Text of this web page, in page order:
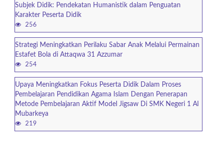
Subjek Didik: Pendekatan Humanistik dalam Penguatan
Karakter Peserta Didik
256
Strategi Meningkatkan Perilaku Sabar Anak Melalui Permainan
Estafet Bola di Attaqwa 31 Azzumar
254
Upaya Meningkatkan Fokus Peserta Didik Dalam Proses
Pembelajaran Pendidikan Agama Islam Dengan Penerapan
Metode Pembelajaran Aktif Model Jigsaw Di SMK Negeri 1 Al
Mubarkeya
219